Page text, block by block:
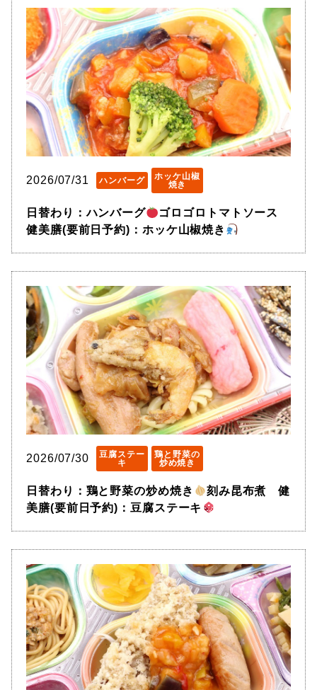
2026/07/31 ハンバーグ
ホッケ山椒
焼き
日替わり：ハンバーグ
ゴロゴロトマトソース
健美膳(要前日予約)：ホッケ山椒焼き
2026/07/30
豆腐ステー
キ
鶏と野菜の
炒め焼き
日替わり：鶏と野菜の炒め焼き
刻み昆布煮 健
美膳(要前日予約)：豆腐ステーキ